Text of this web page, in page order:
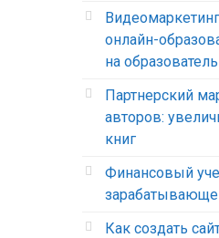
онлайн-
на
Партнерский
авторов:
книг
Финансовый
Как создать